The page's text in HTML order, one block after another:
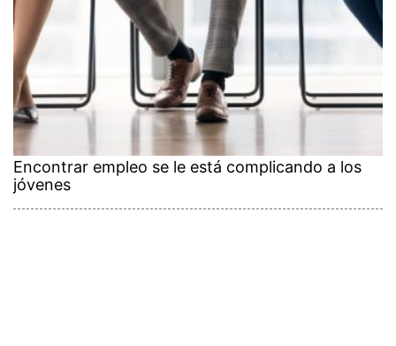
Encontrar empleo se le está complicando a los
jóvenes